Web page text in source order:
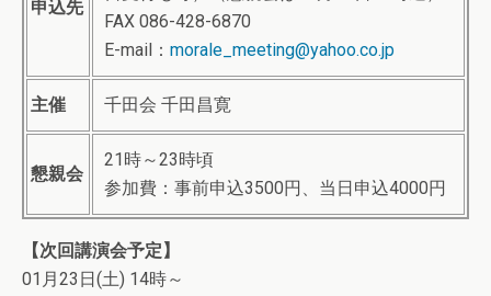
申込先
FAX 086-428-6870
E-mail： morale_meeting@yahoo.co.jp
主催 千田会 千田昌寛
懇親会
21時～23時頃
参加費：事前申込3500円、当日申込4000円
【次回講演会予定】
01月23日(土) 14時～